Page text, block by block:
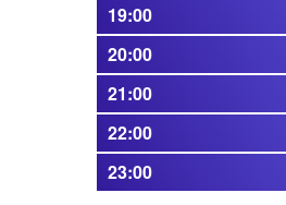
19:00
20:00
21:00
22:00
23:00